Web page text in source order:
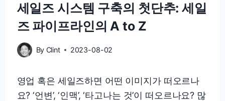
세일즈 시스템 구축의 첫단추: 세일
즈 파이프라인의 A to Z
By Clint 2023-08-02
영업 혹은 세일즈하면 어떤 이미지가 떠오르나
요? ‘언변’, ‘인맥’, ‘타고나는 것’이 떠오르나요? 많